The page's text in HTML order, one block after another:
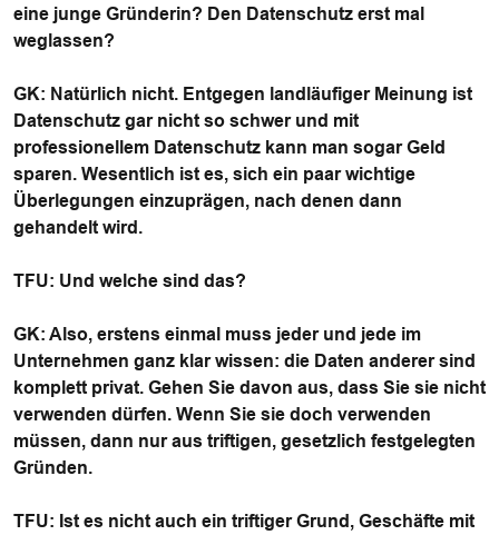
eine junge Gründerin? Den Datenschutz erst mal
weglassen?
GK: Natürlich nicht. Entgegen landläufiger Meinung ist
Datenschutz gar nicht so schwer und mit
professionellem Datenschutz kann man sogar Geld
sparen. Wesentlich ist es, sich ein paar wichtige
Überlegungen einzuprägen, nach denen dann
gehandelt wird.
TFU: Und welche sind das?
GK: Also, erstens einmal muss jeder und jede im
Unternehmen ganz klar wissen: die Daten anderer sind
komplett privat. Gehen Sie davon aus, dass Sie sie nicht
verwenden dürfen. Wenn Sie sie doch verwenden
müssen, dann nur aus triftigen, gesetzlich festgelegten
Gründen.
TFU: Ist es nicht auch ein triftiger Grund, Geschäfte mit